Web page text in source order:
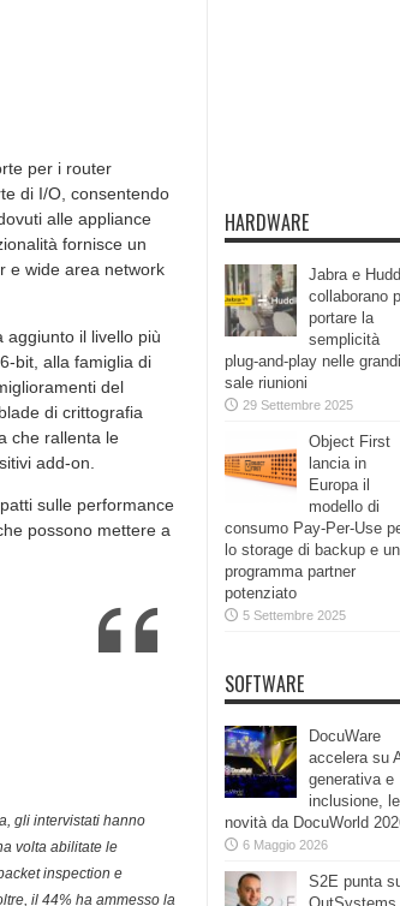
per i router
di I/O, consentendo
alle appliance
fornisce un
e wide area network
aggiunto il livello più
bit, alla famiglia di
del
di crittografia
che rallenta le
add-on.
sulle performance
possono mettere a
gli intervistati hanno
volta abilitate le
inspection e
il 44% ha ammesso la
HARDWARE
Jabra e
collaborano
portare la
semplicità
plug-and-play nelle grandi
sale riunioni
29 Settembre 2025
Object First
lancia in
Europa il
modello di
consumo Pay-Per-Use
lo storage di backup e un
programma partner
potenziato
5 Settembre 2025
SOFTWARE
DocuWare
accelera su
generativa e
inclusione, le
novità da DocuWorld
6 Maggio 2026
S2E punta